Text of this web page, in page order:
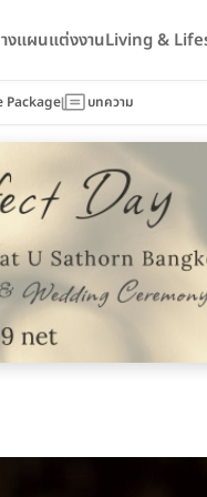
งแผนแต่งงานLiving &
Package บทความ